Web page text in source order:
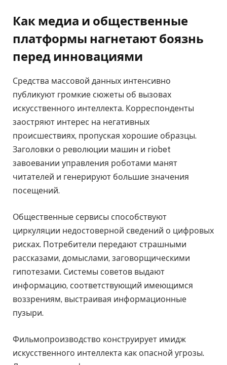
Как медиа и общественные
платформы нагнетают боязнь
перед инновациями
Средства массовой данных интенсивно
публикуют громкие сюжеты об вызовах
искусственного интеллекта. Корреспонденты
заостряют интерес на негативных
происшествиях, пропуская хорошие образцы.
Заголовки о революции машин и riobet
завоевании управления роботами манят
читателей и генерируют большие значения
посещений.
Общественные сервисы способствуют
циркуляции недостоверной сведений о цифровых
рисках. Потребители передают страшными
рассказами, домыслами, заговорщическими
гипотезами. Системы советов выдают
информацию, соответствующий имеющимся
воззрениям, выстраивая информационные
пузыри.
Фильмопроизводство конструирует имидж
искусственного интеллекта как опасной угрозы.